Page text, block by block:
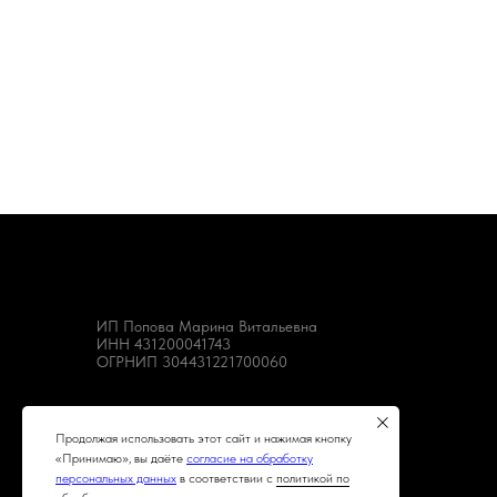
Продолжая использовать этот сайт и нажимая кнопку
«Принимаю», вы даёте согласие на обработку
персональных данных в соответствии с политикой по
ИП Попова Марина Витальевна
ИНН 431200041743
ОГРНИП 304431221700060